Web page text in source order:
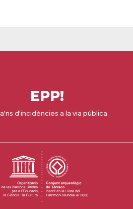
EPP!
d'incidències a la via pública